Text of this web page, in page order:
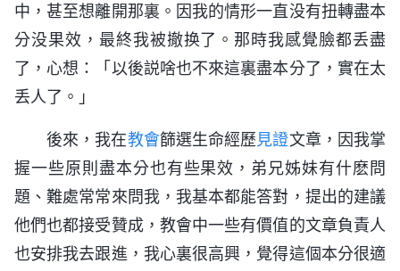
中，甚至想離開那裏。因我的情形一直没有扭轉盡本
分没果效，最終我被撤换了。那時我感覺臉都丢盡
了，心想：「以後説啥也不來這裏盡本分了，實在太
丢人了。」
後來，我在教會篩選生命經歷見證文章，因我掌
握一些原則盡本分也有些果效，弟兄姊妹有什麽問
題、難處常常來問我，我基本都能答對，提出的建議
他們也都接受贊成，教會中一些有價值的文章負責人
也安排我去跟進，我心裏很高興，覺得這個本分很適